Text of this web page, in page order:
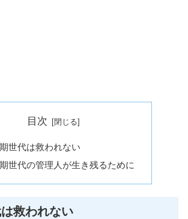
目次
世代は救われない
世代の管理人が生き残るために
救われない